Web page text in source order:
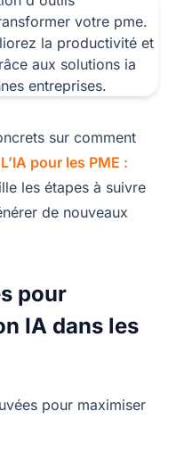
sur comment
L’IA pour les PME :
les étapes à suivre
de nouveaux
pour
IA dans les
pour maximiser